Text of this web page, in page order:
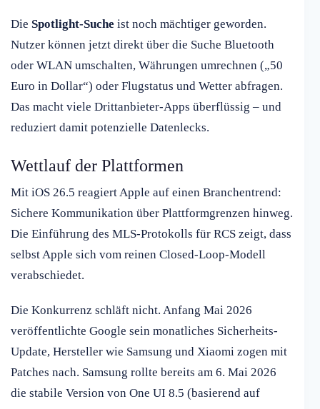
Die Spotlight-Suche ist noch mächtiger geworden.
Nutzer können jetzt direkt über die Suche Bluetooth
oder WLAN umschalten, Währungen umrechnen („50
Euro in Dollar“) oder Flugstatus und Wetter abfragen.
Das macht viele Drittanbieter-Apps überflüssig – und
reduziert damit potenzielle Datenlecks.
Wettlauf der Plattformen
Mit iOS 26.5 reagiert Apple auf einen Branchentrend:
Sichere Kommunikation über Plattformgrenzen hinweg.
Die Einführung des MLS-Protokolls für RCS zeigt, dass
selbst Apple sich vom reinen Closed-Loop-Modell
verabschiedet.
Die Konkurrenz schläft nicht. Anfang Mai 2026
veröffentlichte Google sein monatliches Sicherheits-
Update, Hersteller wie Samsung und Xiaomi zogen mit
Patches nach. Samsung rollte bereits am 6. Mai 2026
die stabile Version von One UI 8.5 (basierend auf